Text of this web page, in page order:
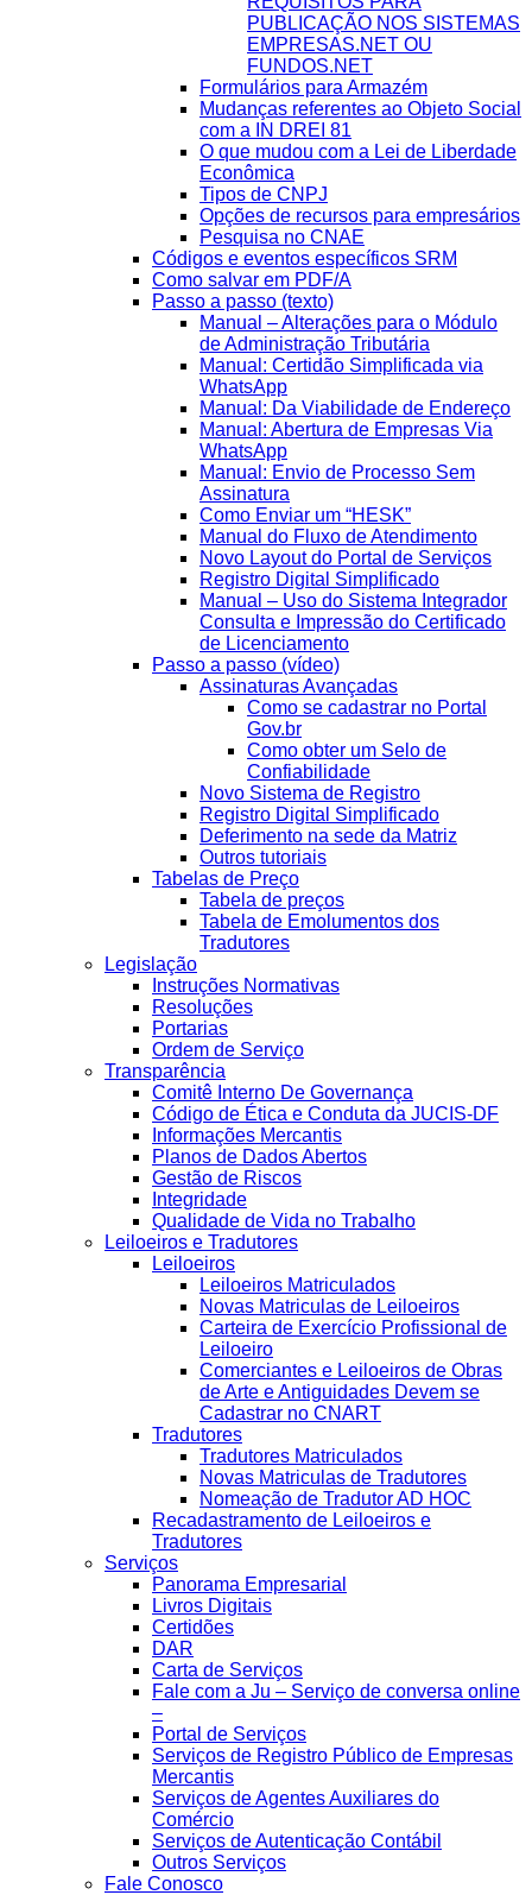
PUBLICAÇÃO NOS SISTEMAS
EMPRESAS.NET OU
FUNDOS.NET
Formulários para Armazém
Mudanças referentes ao Objeto Social
com a IN DREI 81
O que mudou com a Lei de Liberdade
Econômica
Tipos de CNPJ
Opções de recursos para empresários
Pesquisa no CNAE
Códigos e eventos específicos SRM
Como salvar em PDF/A
Passo a passo (texto)
Manual – Alterações para o Módulo
de Administração Tributária
Manual: Certidão Simplificada via
WhatsApp
Manual: Da Viabilidade de Endereço
Manual: Abertura de Empresas Via
WhatsApp
Manual: Envio de Processo Sem
Assinatura
Como Enviar um “HESK”
Manual do Fluxo de Atendimento
Novo Layout do Portal de Serviços
Registro Digital Simplificado
Manual – Uso do Sistema Integrador
Consulta e Impressão do Certificado
de Licenciamento
Passo a passo (vídeo)
Assinaturas Avançadas
Como se cadastrar no Portal
Gov.br
Como obter um Selo de
Confiabilidade
Novo Sistema de Registro
Registro Digital Simplificado
Deferimento na sede da Matriz
Outros tutoriais
Tabelas de Preço
Tabela de preços
Tabela de Emolumentos dos
Tradutores
Legislação
Instruções Normativas
Resoluções
Portarias
Ordem de Serviço
Transparência
Comitê Interno De Governança
Código de Ética e Conduta da JUCIS-DF
Informações Mercantis
Planos de Dados Abertos
Gestão de Riscos
Integridade
Qualidade de Vida no Trabalho
Leiloeiros e Tradutores
Leiloeiros
Leiloeiros Matriculados
Novas Matriculas de Leiloeiros
Carteira de Exercício Profissional de
Leiloeiro
Comerciantes e Leiloeiros de Obras
de Arte e Antiguidades Devem se
Cadastrar no CNART
Tradutores
Tradutores Matriculados
Novas Matriculas de Tradutores
Nomeação de Tradutor AD HOC
Recadastramento de Leiloeiros e
Tradutores
Serviços
Panorama Empresarial
Livros Digitais
Certidões
DAR
Carta de Serviços
Fale com a Ju – Serviço de conversa online
–
Portal de Serviços
Serviços de Registro Público de Empresas
Mercantis
Serviços de Agentes Auxiliares do
Comércio
Serviços de Autenticação Contábil
Outros Serviços
Fale Conosco